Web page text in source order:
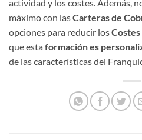
actividad y los costes. Además,
máximo con lasCarteras de
opciones para reducir los
que esta formación es
de las características del